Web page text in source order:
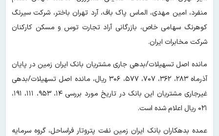
منفرد، امین مهدی، الماس پاک باف، آرد تهران باختر، شرکت سیرنگ
کوهرنگ سهامی خاص، بازرگانی آراد تجارت توس و مسکن کارکنان
شرکت مخابرات ایران.
مانده اصل تسهیلات/بدهی جاری مشتریان بانک ایران زمین در پایان
آذرماه ۲۸۳، ۳۶۲، ۷۰۷، ۵۷۷، ۳۰۶ ریال، مانده اصل تسهیلات/بدهی
غیرجاری مشتریان این بانک در تاریخ مورد بررسی ۱۴، ۹۵۳، ۱۱۱، ۱۹۱،
۰۲۱ ریال اعلام شده است.
عمده بدهکاران بانک ایران زمین نفت پتروتار فراساحل، گروه سرمایه